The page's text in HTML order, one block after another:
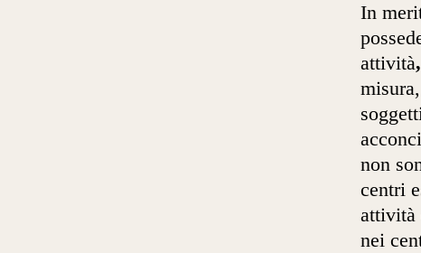
In
attività
misura,
non
centri
attività
nei